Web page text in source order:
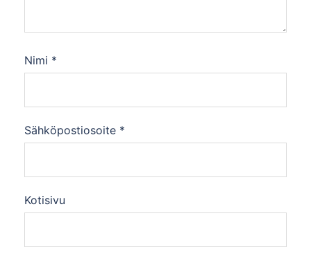
Nimi *
Sähköpostiosoite *
Kotisivu